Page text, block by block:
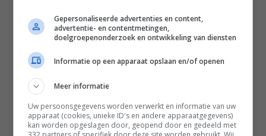
Gepersonaliseerde advertenties en content,
advertentie- en contentmetingen,
doelgroepenonderzoek en ontwikkeling van diensten
Informatie op een apparaat opslaan en/of openen
Meer informatie
Uw persoonsgegevens worden verwerkt en informatie van uw
apparaat (cookies, unieke ID's en andere apparaatgegevens)
kan worden opgeslagen door, geopend door en gedeeld met